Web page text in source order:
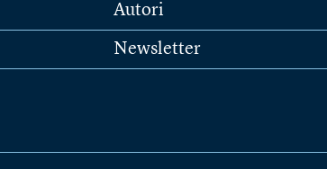
Autori
Newsletter